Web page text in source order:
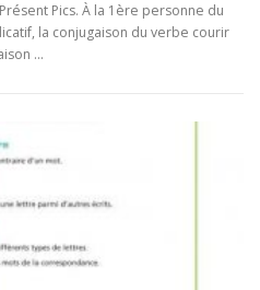
Pics. À la 1ère personne du
la conjugaison du verbe courir
…